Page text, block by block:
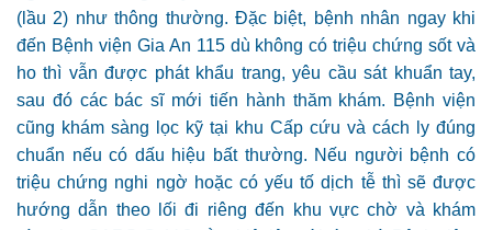
(lầu 2) như thông thường. Đặc biệt, bệnh nhân ngay khi
đến Bệnh viện Gia An 115 dù không có triệu chứng sốt và
ho thì vẫn được phát khẩu trang, yêu cầu sát khuẩn tay,
sau đó các bác sĩ mới tiến hành thăm khám. Bệnh viện
cũng khám sàng lọc kỹ tại khu Cấp cứu và cách ly đúng
chuẩn nếu có dấu hiệu bất thường. Nếu người bệnh có
triệu chứng nghi ngờ hoặc có yếu tố dịch tễ thì sẽ được
hướng dẫn theo lối đi riêng đến khu vực chờ và khám